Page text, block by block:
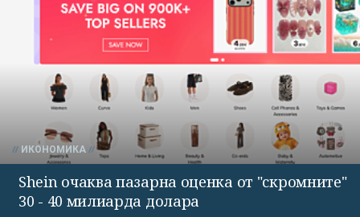
ИКОНОМИКА
Shein очаква пазарна оценка от "скромните"
30 - 40 милиарда долара